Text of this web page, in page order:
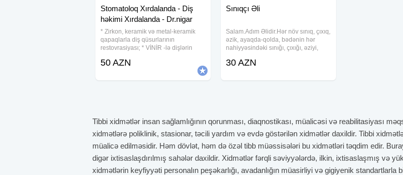
Stomatoloq Xırdalanda - Diş
həkimi Xırdalanda - Dr.nigar
* Zirkon, keramik və metal-keramik
qapaqlarla diş qüsurlarının
restovrasiyası; * VİNİR -lə dişlərin
əyriliyinin korreksiyası; * Protezlərin
təmizlənməsi
50 AZN
Sınıqçı Əli
Salam.Adım Əlidir.Hər növ sınıq, çıxıq,
əzik, ayaqda-qolda, bədənin hər
nahiyyəsindəki sınığı, çıxığı, əziyi,
müalicə edirəm.İşimə 100% qaranti
30 AZN
Tibbi xidmətlər insan sağlamlığının qorunması, diaqnostikası, müalicəsi və reabilitasiyası
xidmətlərə poliklinik, stasionar, təcili yardım və evdə göstərilən xidmətlər daxildir. Tibbi
müalicə edilməsidir. Həm dövlət, həm də özəl tibb müəssisələri bu xidmətləri təqdim edir.
digər ixtisaslaşdırılmış sahələr daxildir. Xidmətlər fərqli səviyyələrdə, ilkin, ixtisaslaşmış və
xidmətlərin keyfiyyəti personalın peşəkarlığı, avadanlığın müasirliyi və gigiyenik